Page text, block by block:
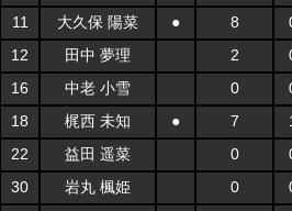
11 大久保 陽菜 ● 8
12
田中 夢理 2
16
中老 小雪 0
18
梶西 未知 ● 7
22
益田 遥菜 0
30
岩丸 楓姫 0